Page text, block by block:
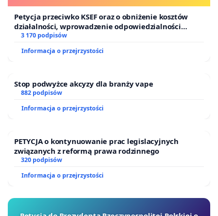
Petycja przeciwko KSEF oraz o obniżenie kosztów
działalności, wprowadzenie odpowiedzialności
finansowej kluczowych urzędników i sędziów
3 170 podpisów
Informacja o przejrzystości
Stop podwyżce akcyzy dla branży vape
882 podpisów
Informacja o przejrzystości
PETYCJA o kontynuowanie prac legislacyjnych
związanych z reformą prawa rodzinnego
320 podpisów
Informacja o przejrzystości